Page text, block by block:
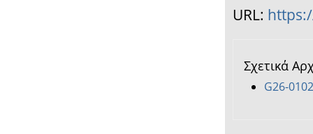
URL:
Σχετικά
G26-